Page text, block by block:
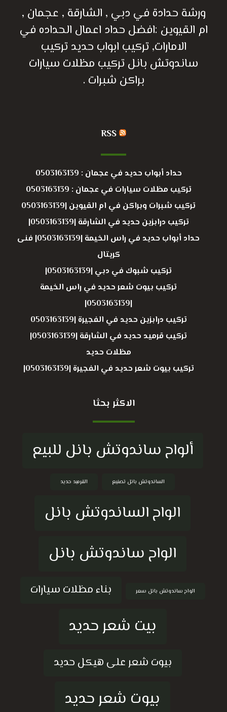
ورشة حدادة في دبي , الشارقة , عجمان ,
ام القيوين :افضل حداد اعمال الحداده في
الامارات, تركيب ابواب حديد تركيب
ساندوتش بانل تركيب مظلات سيارات
براكن شبرات .
RSS
حداد أبواب حديد في عجمان : 0503163139
تركيب مظلات سيارات في عجمان : 0503163139
تركيب شبرات وبراكن في ام القيوين |0503163139
تركيب درابزين حديد في الشارقة |0503163139|
حداد أبواب حديد في راس الخيمة |0503163139| فنى
كريتال
تركيب شبوك في دبي |0503163139|
تركيب بيوت شعر حديد في راس الخيمة
|0503163139|
تركيب درابزين حديد في الفجيرة |0503163139
تركيب قرميد حديد في الشارقة |0503163139|
مظلات حديد
تركيب بيوت شعر حديد في الفجيرة |0503163139|
الاكثر بحثا
ألواح ساندوتش بانل للبيع
الساندوتش بانل تصنيع القرميد حديد
الواح الساندوتش بانل
الواح ساندوتش بانل
الواح ساندوتش بانل سعر بناء مظلات سيارات
بيت شعر حديد
بيوت شعر على هيكل حديد
بيوت شعر حديد